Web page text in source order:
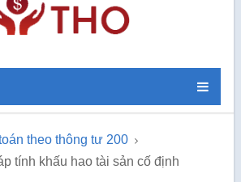
theo thông tư 200
tính khấu hao tài sản cố định